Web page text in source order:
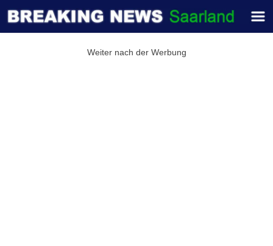
Weiter nach der Werbung